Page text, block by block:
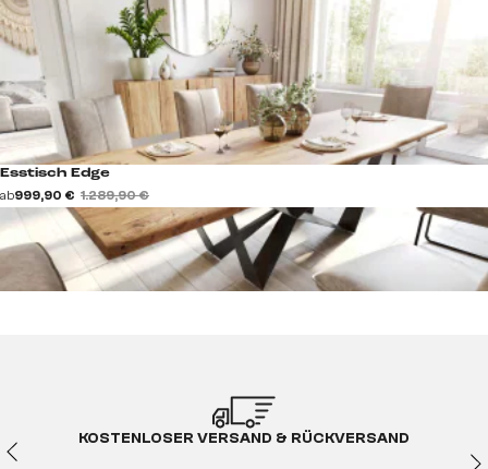
Esstisch Edge
ab999,90 € 1.289,90 €
KOSTENLOSER VERSAND & RÜCKVERSAND